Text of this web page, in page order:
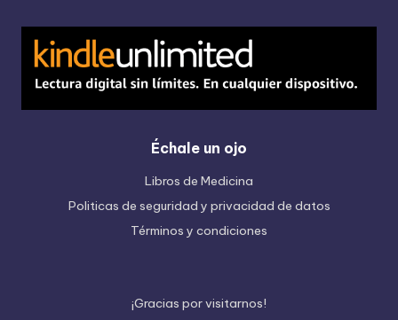
Échale un ojo
Libros de Medicina
Politicas de seguridad y privacidad de datos
Términos y condiciones
¡Gracias porvisitarnos!